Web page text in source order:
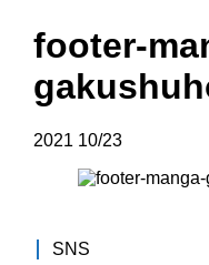
footer-
2021 10/23
SNS